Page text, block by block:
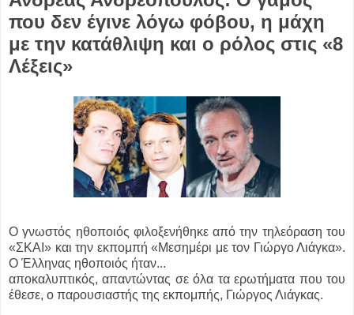
που δεν έγινε λόγω φόβου, η μάχη
με την κατάθλιψη και ο ρόλος στις «8
Λέξεις»
Ο γνωστός ηθοποιός φιλοξενήθηκε από την τηλεόραση του
«ΣΚΑΙ» και την εκπομπή «Μεσημέρι με τον Γιώργο Λιάγκα».
Ο Έλληνας ηθοποιός ήταν...
αποκαλυπτικός, απαντώντας σε όλα τα ερωτήματα που του
έθεσε, ο παρουσιαστής της εκπομπής, Γιώργος Λιάγκας.